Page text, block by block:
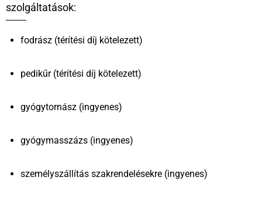
szolgáltatások:
fodrász (térítési díj kötelezett)
pedikűr (térítési díj kötelezett)
gyógytornász (ingyenes)
gyógymasszázs (ingyenes)
személyszállítás szakrendelésekre (ingyenes)